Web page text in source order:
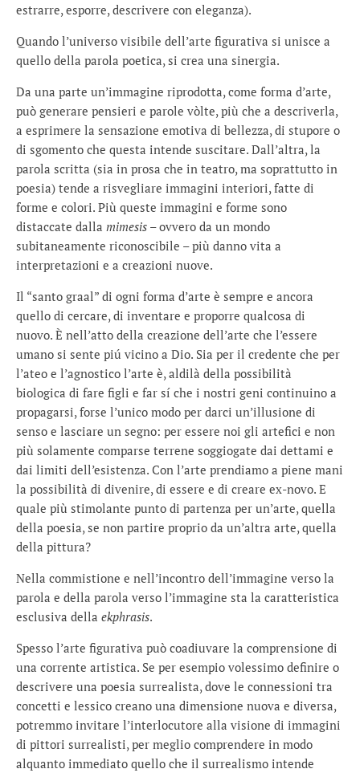
estrarre, esporre, descrivere con eleganza).
Quando l’universo visibile dell’arte figurativa si unisce a
quello della parola poetica, si crea una sinergia.
Da una parte un’immagine riprodotta, come forma d’arte,
può generare pensieri e parole vòlte, più che a descriverla,
a esprimere la sensazione emotiva di bellezza, di stupore o
di sgomento che questa intende suscitare. Dall’altra, la
parola scritta (sia in prosa che in teatro, ma soprattutto in
poesia) tende a risvegliare immagini interiori, fatte di
forme e colori. Più queste immagini e forme sono
distaccate dalla mimesis – ovvero da un mondo
subitaneamente riconoscibile – più danno vita a
interpretazioni e a creazioni nuove.
Il “santo graal” di ogni forma d’arte è sempre e ancora
quello di cercare, di inventare e proporre qualcosa di
nuovo. È nell’atto della creazione dell’arte che l’essere
umano si sente piú vicino a Dio. Sia per il credente che per
l’ateo e l’agnostico l’arte è, aldilà della possibilità
biologica di fare figli e far sí che i nostri geni continuino a
propagarsi, forse l’unico modo per darci un’illusione di
senso e lasciare un segno: per essere noi gli artefici e non
più solamente comparse terrene soggiogate dai dettami e
dai limiti dell’esistenza. Con l’arte prendiamo a piene mani
la possibilità di divenire, di essere e di creare ex-novo. E
quale più stimolante punto di partenza per un’arte, quella
della poesia, se non partire proprio da un’altra arte, quella
della pittura?
Nella commistione e nell’incontro dell’immagine verso la
parola e della parola verso l’immagine sta la caratteristica
esclusiva della ekphrasis.
Spesso l’arte figurativa può coadiuvare la comprensione di
una corrente artistica. Se per esempio volessimo definire o
descrivere una poesia surrealista, dove le connessioni tra
concetti e lessico creano una dimensione nuova e diversa,
potremmo invitare l’interlocutore alla visione di immagini
di pittori surrealisti, per meglio comprendere in modo
alquanto immediato quello che il surrealismo intende